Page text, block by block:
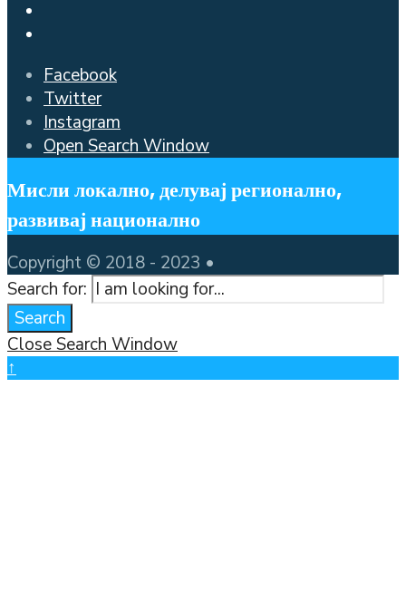
Facebook
Twitter
Instagram
Open Search Window
Мисли локално, делувај регионално,
развивај национално
Copyright © 2018 - 2023 •
Search for:
Search
Close Search Window
↑